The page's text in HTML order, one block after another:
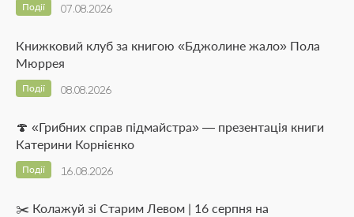
07.08.2026
Події
Книжковий клуб за книгою «Бджолине жало» Пола
Мюррея
08.08.2026
Події
🍄 «Грибних справ підмайстра» — презентація книги
Катерини Корнієнко
16.08.2026
Події
✂️ Колажуй зі Старим Левом | 16 серпня на